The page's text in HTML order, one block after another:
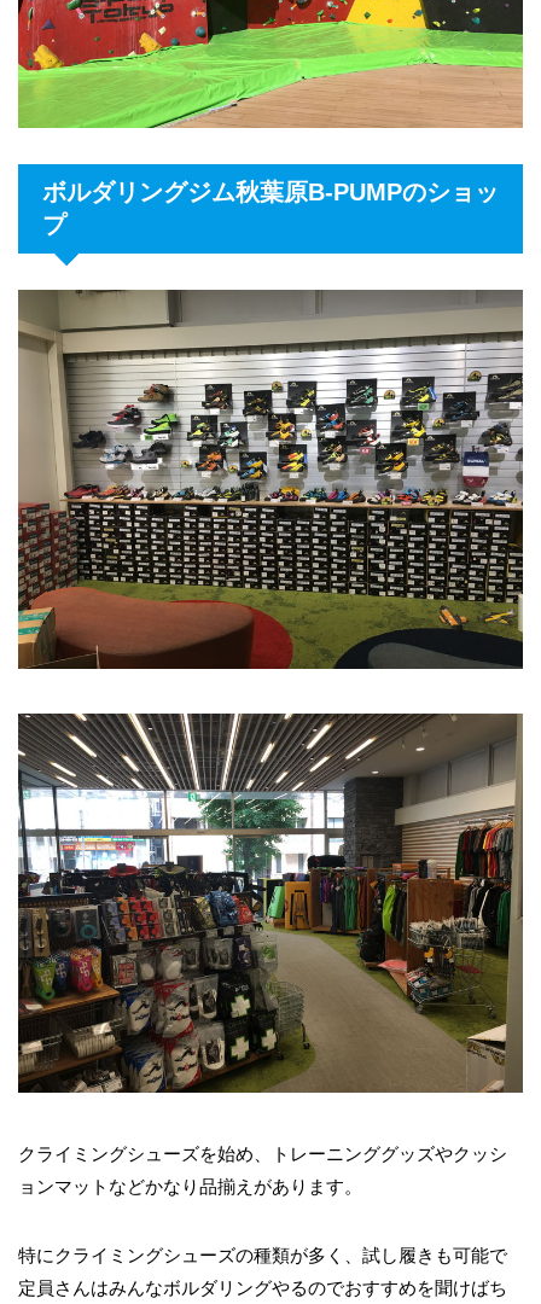
ボルダリングジム秋葉原B-PUMPのショッ
プ
クライミングシューズを始め、トレーニンググッズやクッシ
ョンマットなどかなり品揃えがあります。
特にクライミングシューズの種類が多く、試し履きも可能で
定員さんはみんなボルダリングやるのでおすすめを聞けばち